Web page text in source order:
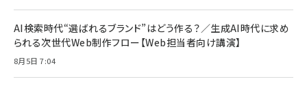
Amazonランキングをもっと見る
ケーブル Anker絡まないケーブル 240W 結束バン
ド付き USB PD対応 シリコン素材採用 iPhone
17 / 16 / 15 / Galaxy iPad Pro MacBook
Pro/Air 各種対応 (1.8m ミッドナイトブラック)
￥1,890
￥4,857
AI検索時代“選ばれるブランド”はどう作る？／生成AI時代に求め
られる次世代Web制作フロー【Web担当者向け講演】
8月5日 7:04